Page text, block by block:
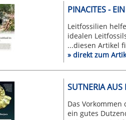
PINACITES -
Leitfossilien
idealen
...diesen Artikel
» direkt zum
SUTNERIA AUS
Das
ein gutes